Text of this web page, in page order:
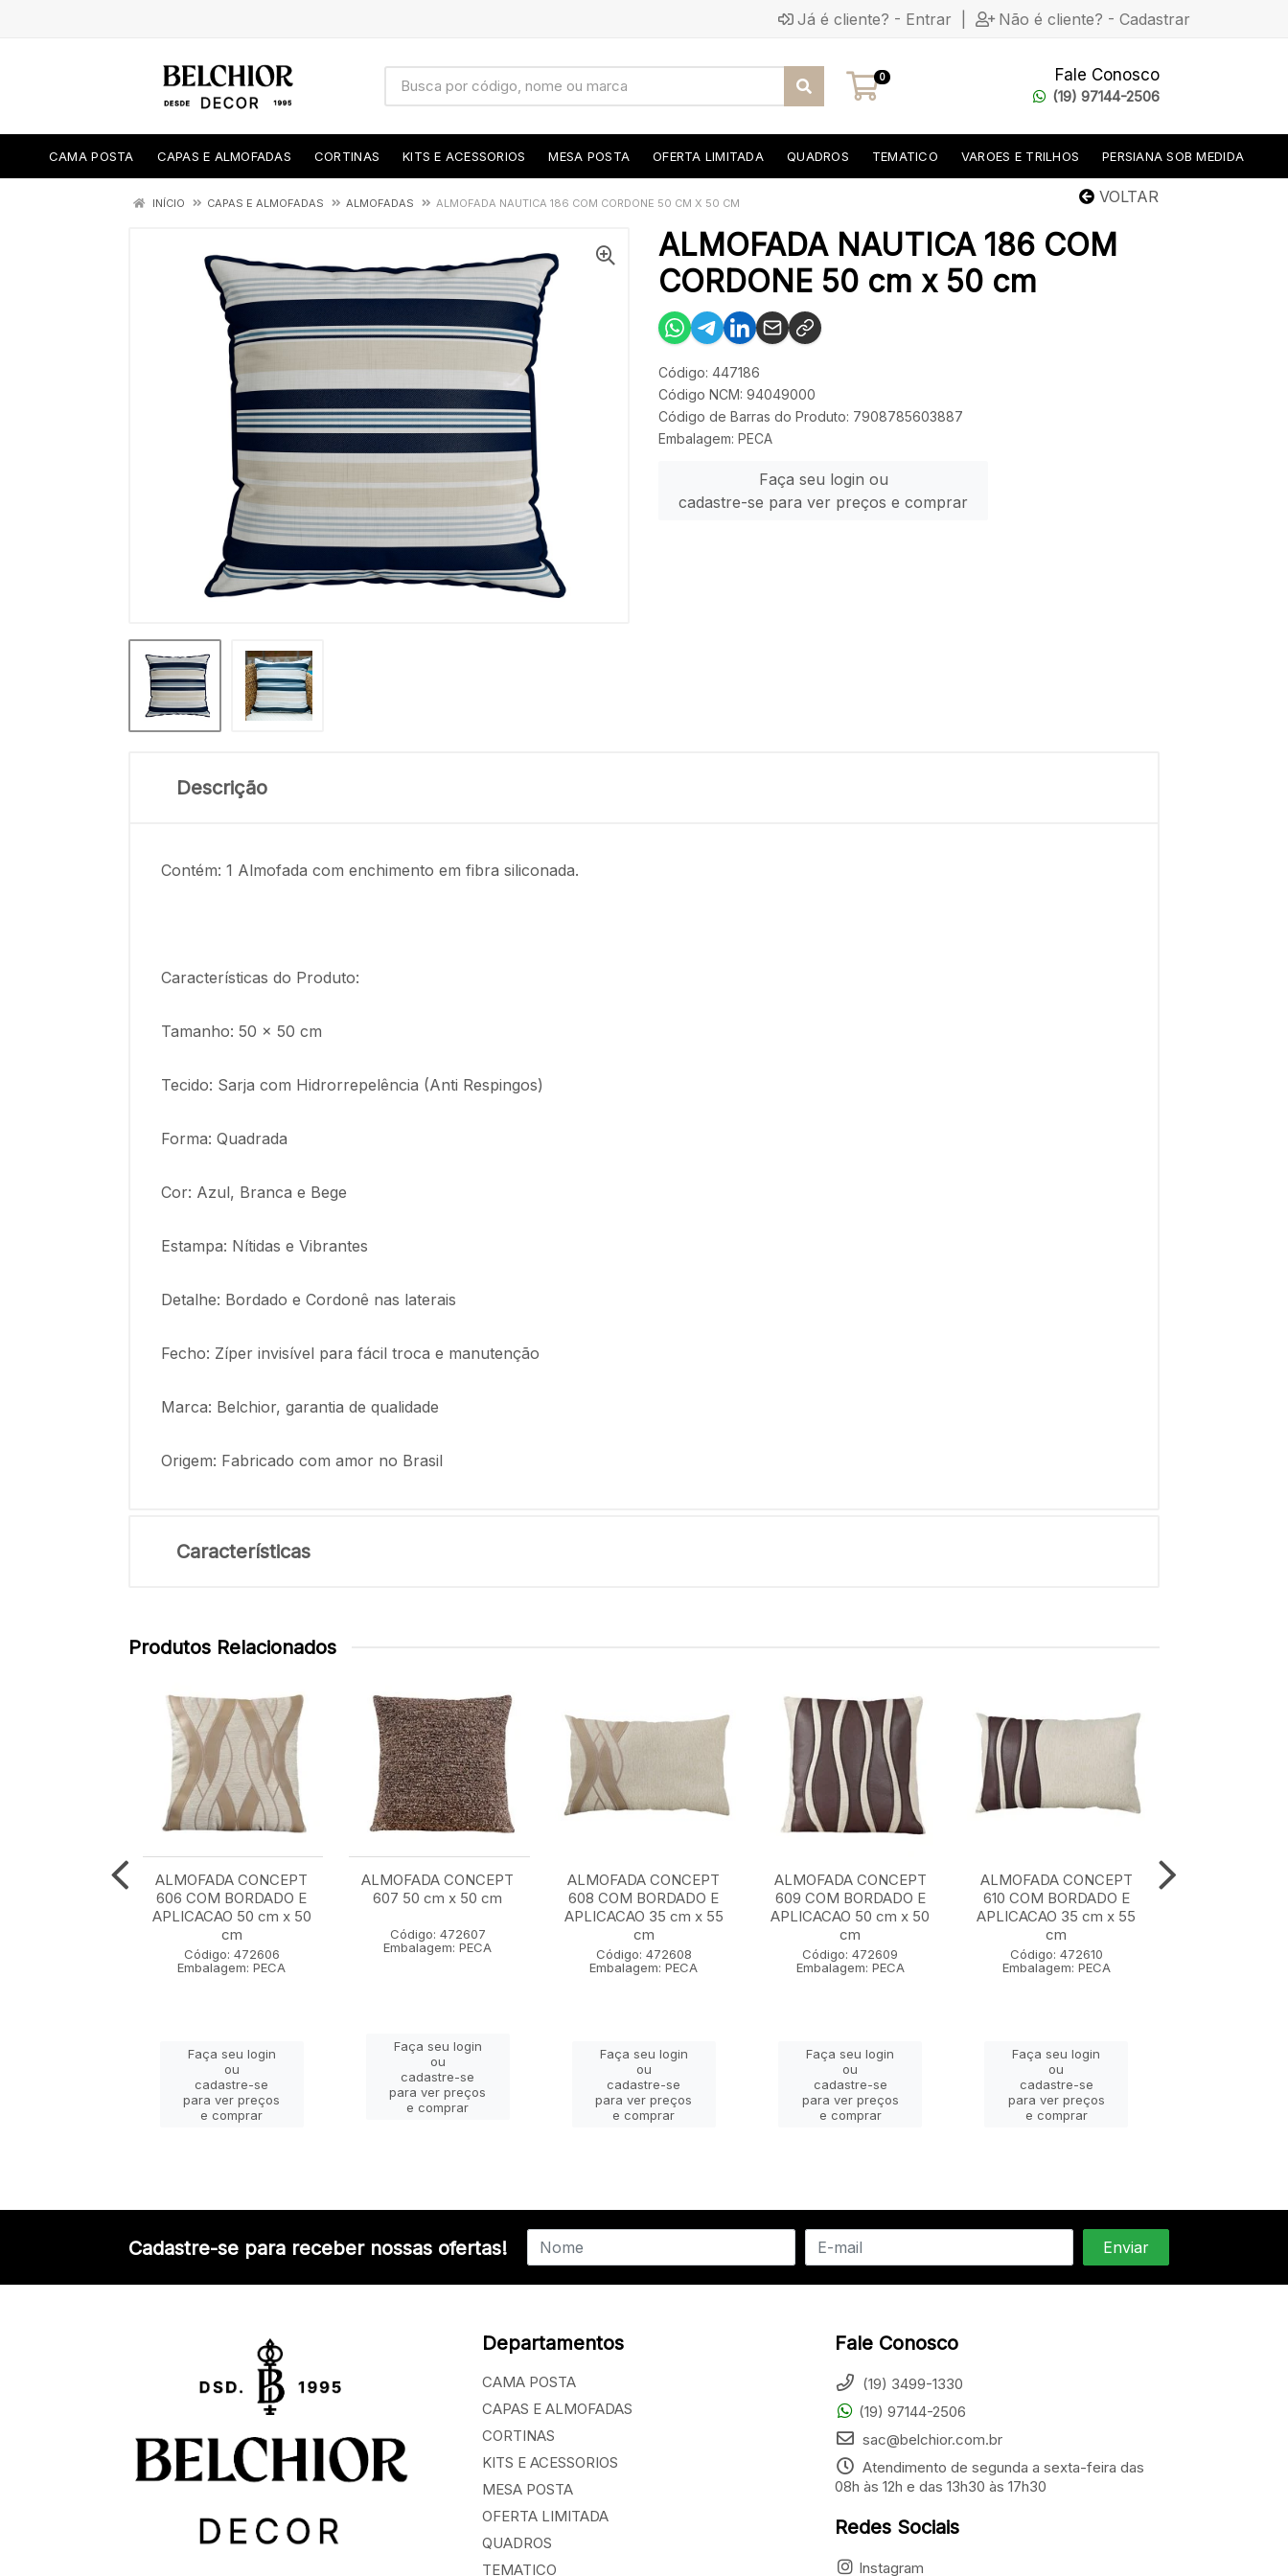
Já é cliente? - Entrar Não é cliente? - Cadastrar
0 Fale Conosco
(19) 97144-2506
CAMA POSTA CAPAS E ALMOFADAS CORTINAS KITS E ACESSORIOS MESA POSTA OFERTA LIMITADA QUADROS TEMATICO VAROES E TRILHOS PERSIANA SOB MEDIDA
VOLTAR
INÍCIO CAPAS E ALMOFADAS ALMOFADAS ALMOFADA NAUTICA 186 COM CORDONE 50 CM X 50 CM
ALMOFADA NAUTICA 186 COM
CORDONE 50 cm x 50 cm
Código: 447186
Código NCM: 94049000
Código de Barras do Produto: 7908785603887
Embalagem: PECA
Faça seu login ou
cadastre-se para ver preços e comprar
Descrição
Contém: 1 Almofada com enchimento em fibra siliconada.
Características do Produto:
Tamanho: 50 x 50 cm
Tecido: Sarja com Hidrorrepelência (Anti Respingos)
Forma: Quadrada
Cor: Azul, Branca e Bege
Estampa: Nítidas e Vibrantes
Detalhe: Bordado e Cordonê nas laterais
Fecho: Zíper invisível para fácil troca e manutenção
Marca: Belchior, garantia de qualidade
Origem: Fabricado com amor no Brasil
Características
Produtos Relacionados
CONCEPT 611
ALMOFADA CONCEPT
606 COM BORDADO E
APLICACAO 50 cm x 50
cm
Código: 472606
Embalagem: PECA
Faça seu login
ou
cadastre-se
para ver preços
e comprar
ALMOFADA CONCEPT
607 50 cm x 50 cm
Código: 472607
Embalagem: PECA
Faça seu login
ou
cadastre-se
para ver preços
e comprar
ALMOFADA CONCEPT
608 COM BORDADO E
APLICACAO 35 cm x 55
cm
Código: 472608
Embalagem: PECA
Faça seu login
ou
cadastre-se
para ver preços
e comprar
ALMOFADA CONCEPT
609 COM BORDADO E
APLICACAO 50 cm x 50
cm
Código: 472609
Embalagem: PECA
Faça seu login
ou
cadastre-se
para ver preços
e comprar
ALMOFADA CONCEPT
610 COM BORDADO E
APLICACAO 35 cm x 55
cm
Código: 472610
Embalagem: PECA
Faça seu login
ou
cadastre-se
para ver preços
e comprar
ALMOFADA
Cadastre-se para receber nossas ofertas!
Departamentos
CAMA POSTA
CAPAS E ALMOFADAS
CORTINAS
KITS E ACESSORIOS
MESA POSTA
OFERTA LIMITADA
QUADROS
TEMATICO
Fale Conosco
(19) 3499-1330
(19) 97144-2506
sac@belchior.com.br
Atendimento de segunda a sexta-feira das
08h às 12h e das 13h30 às 17h30
Redes Sociais
Instagram